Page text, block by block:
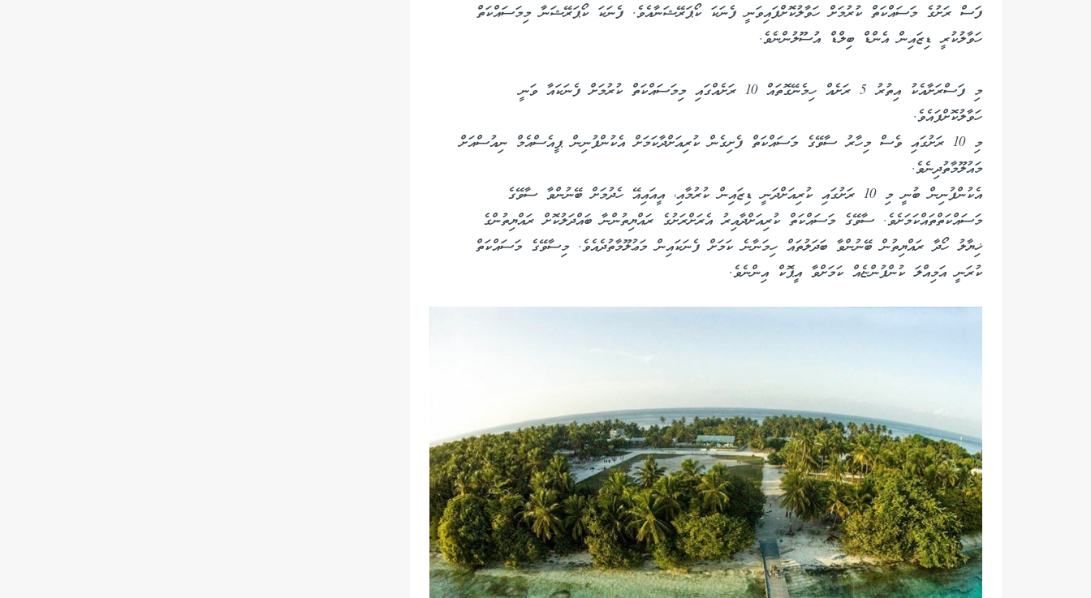
ފަސް ރަށުގެ މަސައްކަތް ކުރުމަށް ހަވާލުކޮށްފައިވަނީ ފެނަކަ ކޯޕަރޭޝަނާއެވެ. ފެނަކަ ކޯޕަރޭޝަނާ މިމަސައްކަތް
ހަވާލުކުރީ ޑިޒައިން އެންޑް ބިލްޑް އުސޫލުންނެވެ.
މި ފަސްރަށާއެކު އިތުރު 5 ރަށެއް ހިމެނޭގޮތައް 10 ރަށެއްގައި މިމަސައްކަތް ކުރުމަށް ފެނަކައާ ވަނީ
ހަވާލުކޮށްފައެވެ.
މި 10 ރަށުގައި ވެސް މިހާރު ސާވޭގެ މަސައްކަތް ފެށިގެން ކުރިއަށްދާކަމަށް އެކުންފުނިން ޕީއެސްއެމް ނިއުސްއަށް
މައުލޫމާތުދިނެވެ.
އެކުންފުނިން ބުނީ މި 10 ރަށުގައި ކުރިއަށްދަނީ ޑިޒައިން ކުރުމާއި، އީއައިއޭ ހެދުމަށް ބޭނުންވާ ސާވޭގެ
މަސައްކަތްތައްކަމަށެވެ. ސާވޭގެ މަސައްކަތް ކުރިއަށްދާއިރު އެރަށްރަށުގެ ރައްޔިތުންނާ ބައްދަލުކޮށް ރައްޔިތުންގެ
ޚިޔާލު ހޯދާ ރައްޔިތުން ބޭނުންވާ ބަދަލުތައް ހިމަނާނެ ކަމަށް ފެނަކައިން މަޢުލޫމާތުދެއެވެ. މިސާވޭގެ މަސައްކަތް
ކުރަނީ އަމިއްލަ ކުންފުންޏެއް ކަމަށްވާ އީޕޮކް އިންނެވެ.